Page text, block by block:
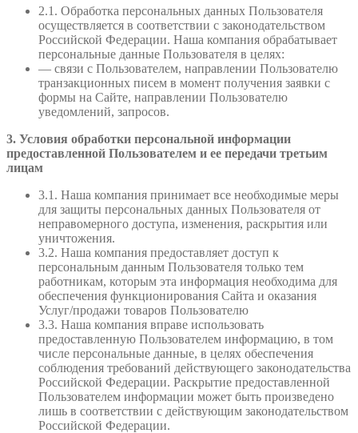
2.1. Обработка персональных данных Пользователя
осуществляется в соответствии с законодательством
Российской Федерации. Наша компания обрабатывает
персональные данные Пользователя в целях:
— связи с Пользователем, направлении Пользователю
транзакционных писем в момент получения заявки с
формы на Сайте, направлении Пользователю
уведомлений, запросов.
3. Условия обработки персональной информации
предоставленной Пользователем и ее передачи третьим
лицам
3.1. Наша компания принимает все необходимые меры
для защиты персональных данных Пользователя от
неправомерного доступа, изменения, раскрытия или
уничтожения.
3.2. Наша компания предоставляет доступ к
персональным данным Пользователя только тем
работникам, которым эта информация необходима для
обеспечения функционирования Сайта и оказания
Услуг/продажи товаров Пользователю
3.3. Наша компания вправе использовать
предоставленную Пользователем информацию, в том
числе персональные данные, в целях обеспечения
соблюдения требований действующего законодательства
Российской Федерации. Раскрытие предоставленной
Пользователем информации может быть произведено
лишь в соответствии с действующим законодательством
Российской Федерации.